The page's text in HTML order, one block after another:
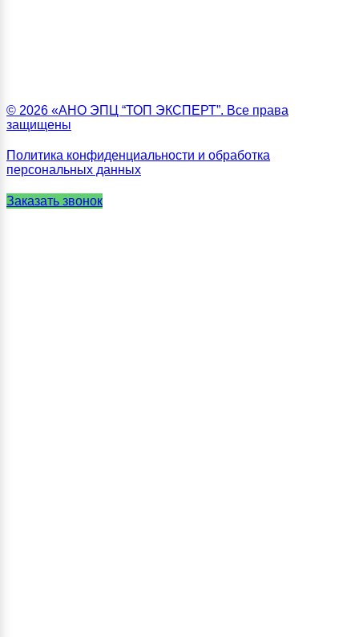
© 2026 «АНО ЭПЦ “ТОП ЭКСПЕРТ”. Все права
защищены
Политика конфиденциальности и обработка
персональных данных
Заказать звонок